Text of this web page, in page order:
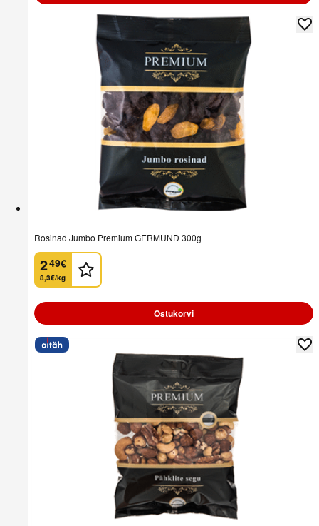
Rosinad Jumbo Premium GERMUND 300g
2
. 49€
8,3€/kg
Ostukorvi